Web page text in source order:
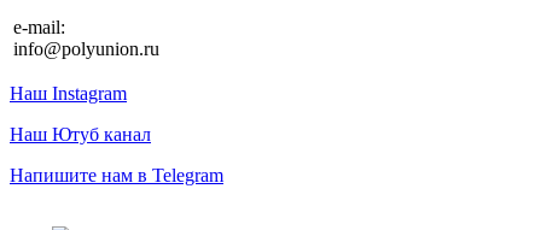
e-mail:
info@polyunion.ru
Наш Instagram
Наш Ютуб канал
Напишите нам в Telegram